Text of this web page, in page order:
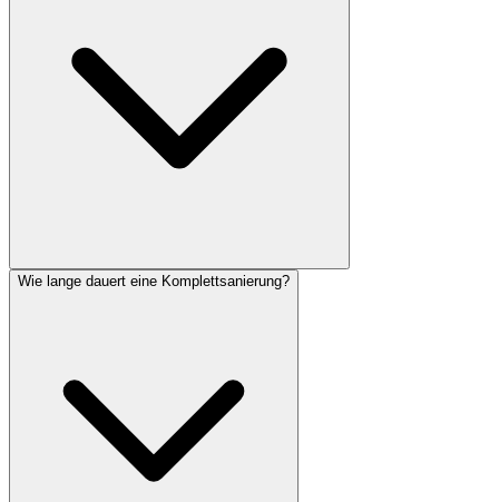
Wie lange dauert eine Komplettsanierung?